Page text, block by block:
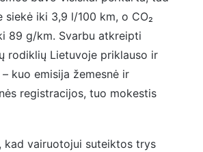
siekė iki 3,9 l/100 km, o CO₂
89 g/km. Svarbu atkreipti
rodiklių Lietuvoje priklauso ir
kuo emisija žemesnė ir
registracijos, tuo mokestis
kad vairuotojui suteiktos trys